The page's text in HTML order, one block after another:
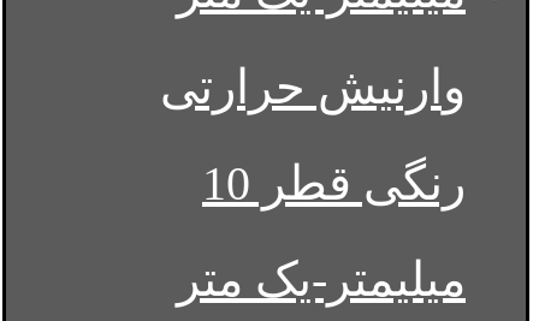
وارنیش حرارتی
رنگی قطر 10
میلیمتر-یک متر